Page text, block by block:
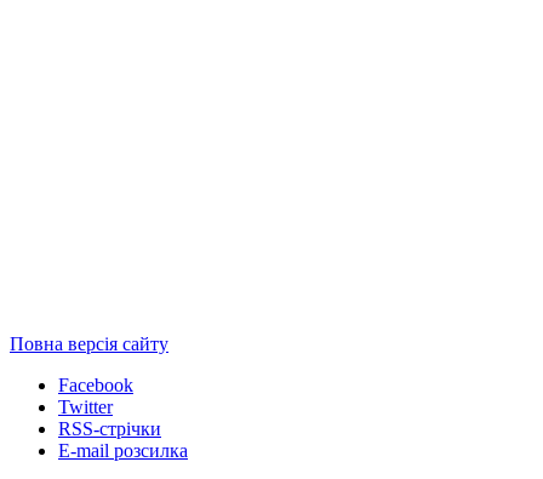
Повна версія сайту
Facebook
Twitter
RSS-стрічки
E-mail розсилка